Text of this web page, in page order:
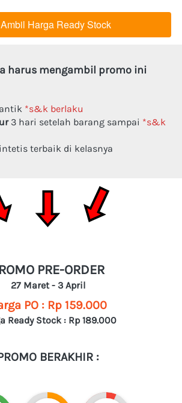
Ambil Harga Ready Stock
harus mengambil promo ini
*s&k berlaku
3 hari setelah barang sampai *s&k
terbaik di kelasnya
PRE-ORDER
27 Maret - 3 April
PO : Rp 159.000
Ready Stock : Rp 189.000
BERAKHIR :